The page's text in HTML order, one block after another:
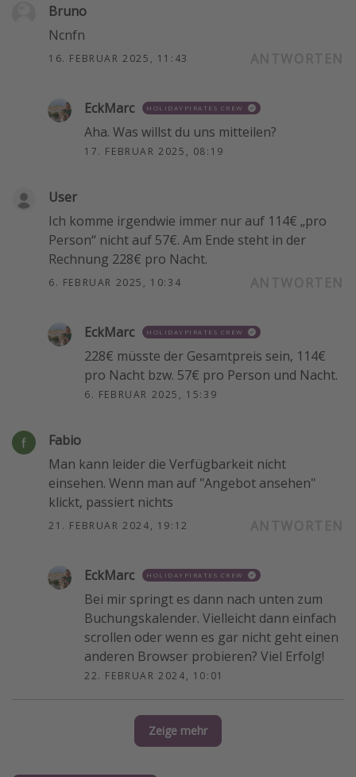
Bruno
Ncnfn
16. FEBRUAR 2025, 11:43
EckMarc HOLIDAYPIRATES CREW
Aha. Was willst du uns mitteilen?
17. FEBRUAR 2025, 08:19
User
Ich komme irgendwie immer nur auf 114€ „pro
Person“ nicht auf 57€. Am Ende steht in der
Rechnung 228€ pro Nacht.
6. FEBRUAR 2025, 10:34
EckMarc HOLIDAYPIRATES CREW
228€ müsste der Gesamtpreis sein, 114€
pro Nacht bzw. 57€ pro Person und Nacht.
6. FEBRUAR 2025, 15:39
Fabio
Man kann leider die Verfügbarkeit nicht
einsehen. Wenn man auf "Angebot ansehen"
klickt, passiert nichts
21. FEBRUAR 2024, 19:12
EckMarc HOLIDAYPIRATES CREW
Bei mir springt es dann nach unten zum
Buchungskalender. Vielleicht dann einfach
scrollen oder wenn es gar nicht geht einen
anderen Browser probieren? Viel Erfolg!
22. FEBRUAR 2024, 10:01
Zeige mehr